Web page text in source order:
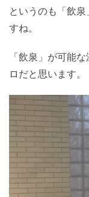
というのも「飲
すね。
「飲泉」が可能
ロだと思います。